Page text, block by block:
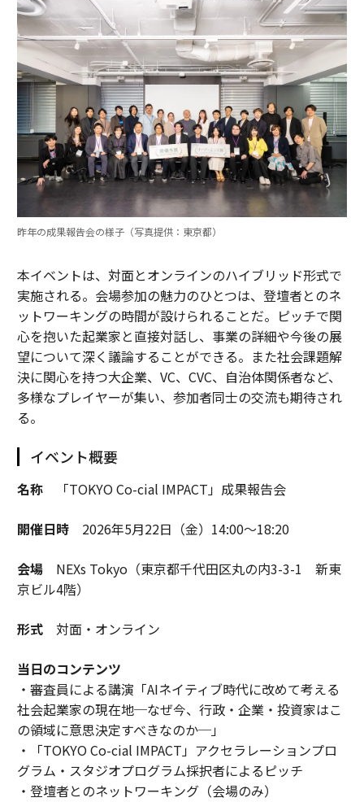
昨年の成果報告会の様子（写真提供：東京都）
本イベントは、対面とオンラインのハイブリッド形式で
実施される。会場参加の魅力のひとつは、登壇者とのネ
ットワーキングの時間が設けられることだ。ピッチで関
心を抱いた起業家と直接対話し、事業の詳細や今後の展
望について深く議論することができる。また社会課題解
決に関心を持つ大企業、VC、CVC、自治体関係者など、
多様なプレイヤーが集い、参加者同士の交流も期待され
る。
イベント概要
名称「TOKYO Co-cial IMPACT」成果報告会
開催日時2026年5月22日（金）14:00～18:20
会場NEXs Tokyo（東京都千代田区丸の内3-3-1 新東
京ビル4階）
形式対面・オンライン
当日のコンテンツ
・審査員による講演「AIネイティブ時代に改めて考える
社会起業家の現在地─なぜ今、行政・企業・投資家はこ
の領域に意思決定すべきなのか─」
・「TOKYO Co-cial IMPACT」アクセラレーションプロ
グラム・スタジオプログラム採択者によるピッチ
・登壇者とのネットワーキング（会場のみ）